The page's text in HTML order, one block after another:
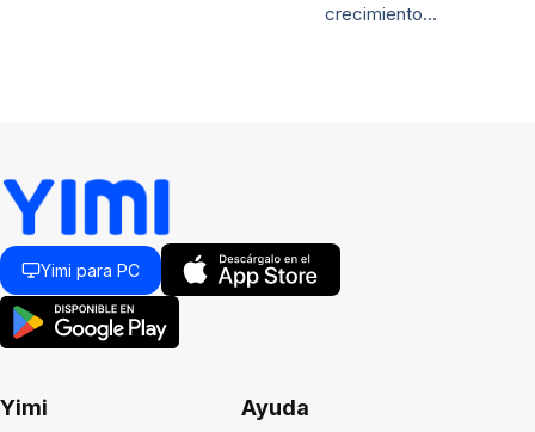
crecimiento…
Yimi para PC
Yimi Ayuda